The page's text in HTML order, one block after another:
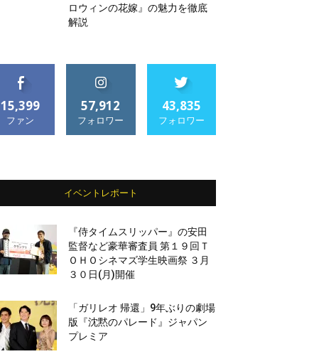
ロウィンの花嫁』の魅力を徹底
解説
15,399
ファン
57,912
フォロワー
43,835
フォロワー
イベントレポート
『侍タイムスリッパー』の安田
監督など豪華審査員 第１９回Ｔ
ＯＨＯシネマズ学生映画祭 ３月
３０日(月)開催
「ガリレオ 帰還」9年ぶりの劇場
版『沈黙のパレード』ジャパン
プレミア